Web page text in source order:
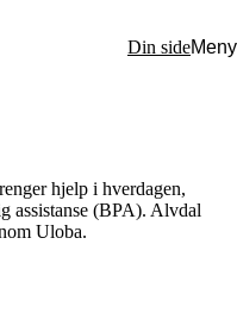
Din sideMeny
hjelp i hverdagen,
assistanse (BPA). Alvdal
Uloba.